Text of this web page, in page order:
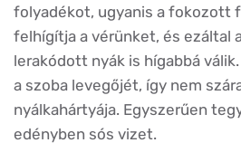
folyadékot, ugyanis a fokozott
felhígítja a vérünket, és ezáltal
lerakódott nyák is hígabbá
a szoba levegőjét, így nem
nyálkahártyája. Egyszerűen
edényben sós vizet.